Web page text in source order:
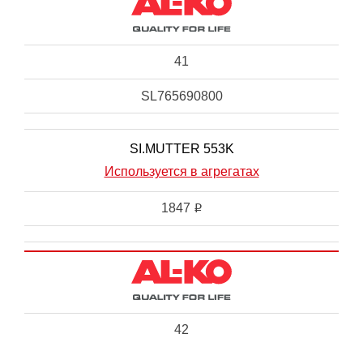
41
SL765690800
SI.MUTTER 553K
Используется в агрегатах
1847 i
42